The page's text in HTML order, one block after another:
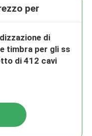
per
di
timbra per gli ss
di 412 cavi